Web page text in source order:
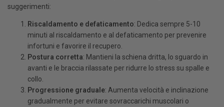
suggerimenti:
Riscaldamento e defaticamento: Dedica sempre 5-10
minuti al riscaldamento e al defaticamento per prevenire
infortuni e favorire il recupero.
Postura corretta: Mantieni la schiena dritta, lo sguardo in
avanti e le braccia rilassate per ridurre lo stress su spalle e
collo.
Progressione graduale: Aumenta velocità e inclinazione
gradualmente per evitare sovraccarichi muscolari o